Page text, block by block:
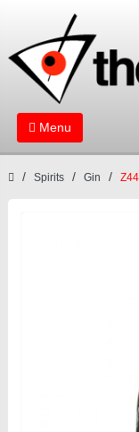
Menu
Spirits Gin